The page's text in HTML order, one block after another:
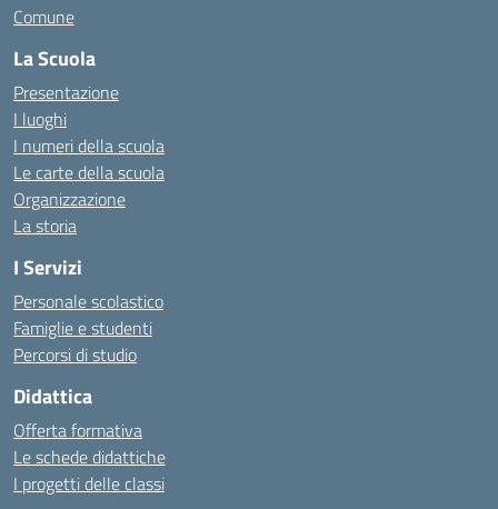
Comune
La Scuola
Presentazione
I luoghi
I numeri della scuola
Le carte della scuola
Organizzazione
La storia
I Servizi
Personale scolastico
Famiglie e studenti
Percorsi di studio
Didattica
Offerta formativa
Le schede didattiche
I progetti delle classi